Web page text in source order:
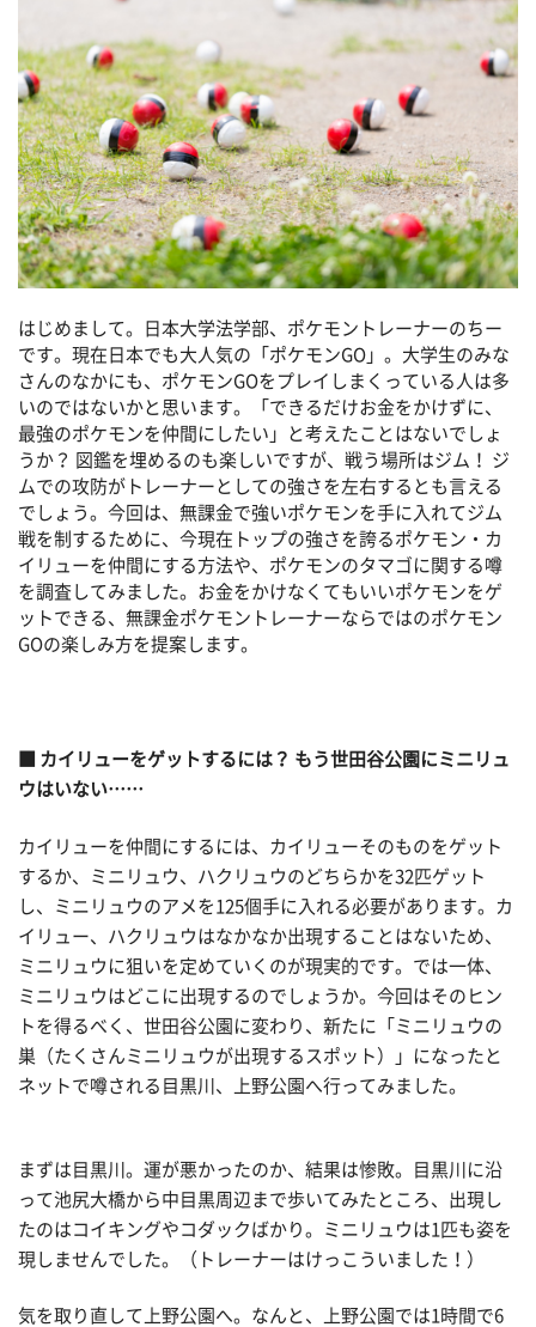
はじめまして。日本大学法学部、ポケモントレーナーのちー
です。現在日本でも大人気の「ポケモンGO」。大学生のみな
さんのなかにも、ポケモンGOをプレイしまくっている人は多
いのではないかと思います。「できるだけお金をかけずに、
最強のポケモンを仲間にしたい」と考えたことはないでしょ
うか？ 図鑑を埋めるのも楽しいですが、戦う場所はジム！ ジ
ムでの攻防がトレーナーとしての強さを左右するとも言える
でしょう。今回は、無課金で強いポケモンを手に入れてジム
戦を制するために、今現在トップの強さを誇るポケモン・カ
イリューを仲間にする方法や、ポケモンのタマゴに関する噂
を調査してみました。お金をかけなくてもいいポケモンをゲ
ットできる、無課金ポケモントレーナーならではのポケモン
GOの楽しみ方を提案します。
■ カイリューをゲットするには？ もう世田谷公園にミニリュ
ウはいない……
カイリューを仲間にするには、カイリューそのものをゲット
するか、ミニリュウ、ハクリュウのどちらかを32匹ゲット
し、ミニリュウのアメを125個手に入れる必要があります。カ
イリュー、ハクリュウはなかなか出現することはないため、
ミニリュウに狙いを定めていくのが現実的です。では一体、
ミニリュウはどこに出現するのでしょうか。今回はそのヒン
トを得るべく、世田谷公園に変わり、新たに「ミニリュウの
巣（たくさんミニリュウが出現するスポット）」になったと
ネットで噂される目黒川、上野公園へ行ってみました。
まずは目黒川。運が悪かったのか、結果は惨敗。目黒川に沿
って池尻大橋から中目黒周辺まで歩いてみたところ、出現し
たのはコイキングやコダックばかり。ミニリュウは1匹も姿を
現しませんでした。（トレーナーはけっこういました！）
気を取り直して上野公園へ。なんと、上野公園では1時間で6